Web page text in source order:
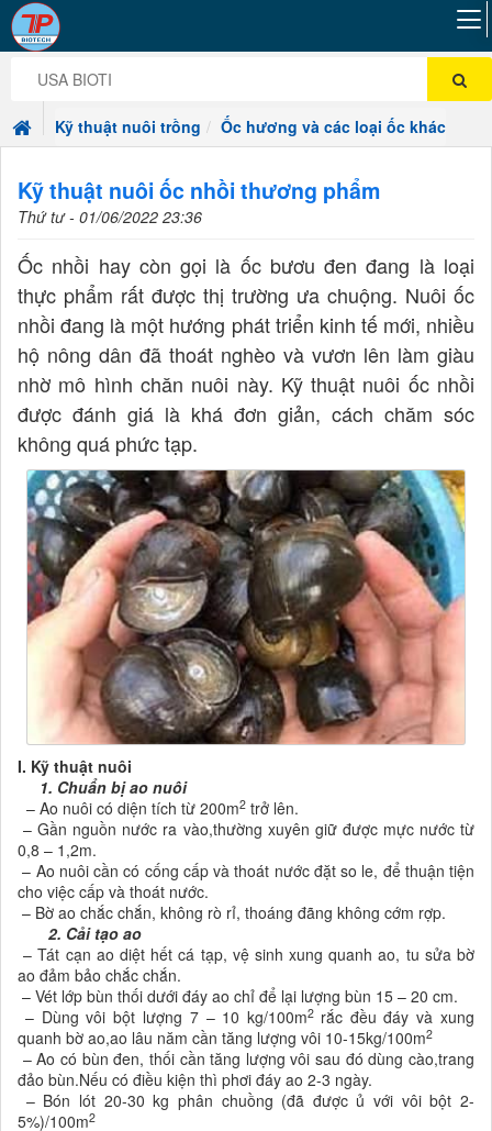
Kỹ thuật nuôi trồng Ốc hương và các loại ốc khác
Kỹ thuật nuôi ốc nhồi thương phẩm
Thứ tư - 01/06/2022 23:36
Ốc nhồi hay còn gọi là ốc bươu đen đang là loại
thực phẩm rất được thị trường ưa chuộng. Nuôi ốc
nhồi đang là một hướng phát triển kinh tế mới, nhiều
hộ nông dân đã thoát nghèo và vươn lên làm giàu
nhờ mô hình chăn nuôi này. Kỹ thuật nuôi ốc nhồi
được đánh giá là khá đơn giản, cách chăm sóc
không quá phức tạp.
I. Kỹ thuật nuôi
1. Chuẩn bị ao nuôi
– Ao nuôi có diện tích từ 200m2 trở lên.
– Gần nguồn nước ra vào,thường xuyên giữ được mực nước từ
0,8 – 1,2m.
– Ao nuôi cần có cống cấp và thoát nước đặt so le, để thuận tiện
cho việc cấp và thoát nước.
– Bờ ao chắc chắn, không rò rỉ, thoáng đãng không cớm rợp.
2. Cải tạo ao
– Tát cạn ao diệt hết cá tạp, vệ sinh xung quanh ao, tu sửa bờ
ao đảm bảo chắc chắn.
– Vét lớp bùn thối dưới đáy ao chỉ để lại lượng bùn 15 – 20 cm.
– Dùng vôi bột lượng 7 – 10 kg/100m2 rắc đều đáy và xung
quanh bờ ao,ao lâu năm cần tăng lượng vôi 10-15kg/100m2
– Ao có bùn đen, thối cần tăng lượng vôi sau đó dùng cào,trang
đảo bùn.Nếu có điều kiện thì phơi đáy ao 2-3 ngày.
– Bón lót 20-30 kg phân chuồng (đã được ủ với vôi bột 2-
5%)/100m2